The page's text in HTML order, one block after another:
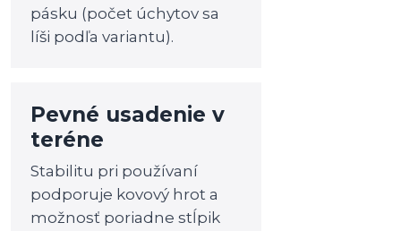
pásku (počet úchytov sa
líši podľa variantu).
Pevné usadenie v
teréne
Stabilitu pri používaní
podporuje kovový hrot a
možnosť poriadne stĺpik